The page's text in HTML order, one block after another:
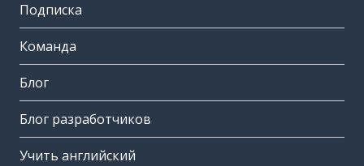
Подписка
Команда
Блог
Блог разработчиков
Учить английский